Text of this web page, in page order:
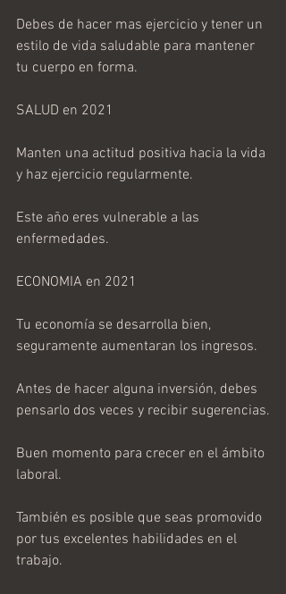
Debes de hacer mas ejercicio y tener un
estilo de vida saludable para mantener
tu cuerpo en forma.
SALUD en 2021
Manten una actitud positiva hacia la vida
y haz ejercicio regularmente.
Este año eres vulnerable a las
enfermedades.
ECONOMIA en 2021
Tu economía se desarrolla bien,
seguramente aumentaran los ingresos.
Antes de hacer alguna inversión, debes
pensarlo dos veces y recibir sugerencias.
Buen momento para crecer en el ámbito
laboral.
También es posible que seas promovido
por tus excelentes habilidades en el
trabajo.